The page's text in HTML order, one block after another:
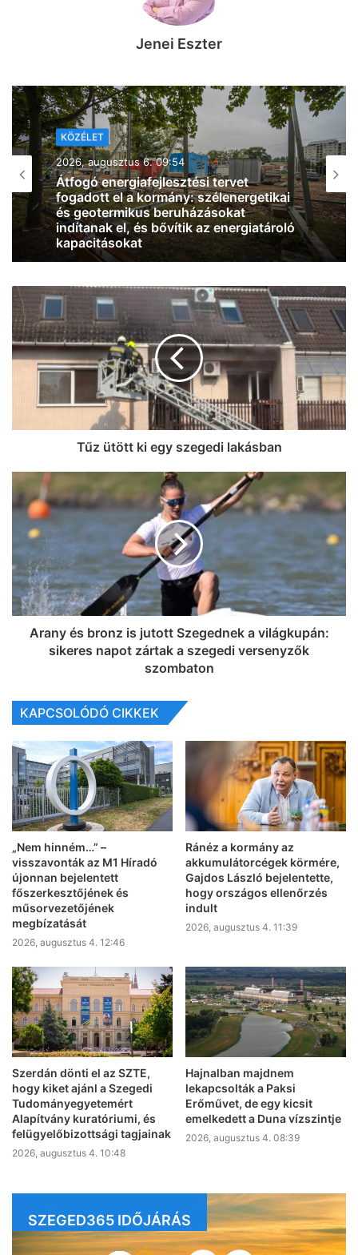
Jenei Eszter
KÖZÉLET
2026, augusztus 6. 08:26
Jó hír: már kilenc centit emelkedett a
Duna vízállása, és eső várható az
osztrák vízgyűjtőkön
KÖZÉLET
2026, augusztus 5. 16:23
Szegedi Tudományegyetemért
Alapítvány kuratóriumi és
felügyelőbizottsági tagjainak (fotók)
Tűz ütött ki egy szegedi lakásban
Arany és bronz is jutott Szegednek a világkupán:
sikeres napot zártak a szegedi versenyzők
szombaton
KAPCSOLÓDÓ CIKKEK
„Nem hinném…” –
visszavonták az M1 Híradó
újonnan bejelentett
főszerkesztőjének és
műsorvezetőjének
megbízatását
2026, augusztus 4. 12:46
Ránéz a kormány az
akkumulátorcégek körmére,
Gajdos László bejelentette,
hogy országos ellenőrzés
indult
2026, augusztus 4. 11:39
Szerdán dönti el az SZTE,
hogy kiket ajánl a Szegedi
Tudományegyetemért
Alapítvány kuratóriumi, és
felügyelőbizottsági tagjainak
2026, augusztus 4. 10:48
Hajnalban majdnem
lekapcsolták a Paksi
Erőművet, de egy kicsit
emelkedett a Duna vízszintje
2026, augusztus 4. 08:39
SZEGED365 IDŐJÁRÁS